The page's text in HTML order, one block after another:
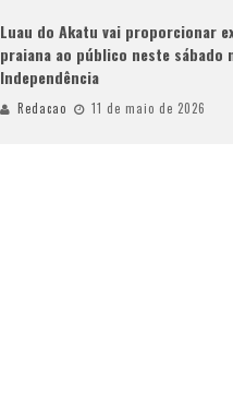
Luau do Akatu vai proporcionar
praiana ao público neste sábado
Independência
Redacao 11 de maio de 2026